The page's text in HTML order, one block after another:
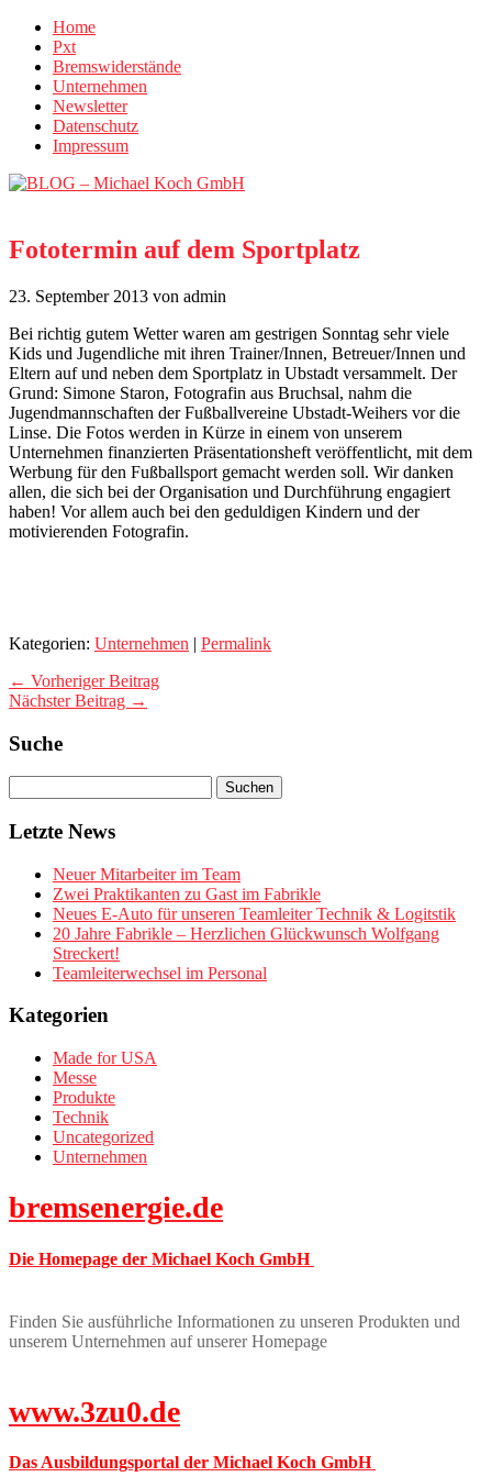
Home
Pxt
Bremswiderstände
Unternehmen
Newsletter
Datenschutz
Impressum
Fototermin auf dem Sportplatz
23. September 2013 von admin
Bei richtig gutem Wetter waren am gestrigen Sonntag sehr viele
Kids und Jugendliche mit ihren Trainer/Innen, Betreuer/Innen und
Eltern auf und neben dem Sportplatz in Ubstadt versammelt. Der
Grund: Simone Staron, Fotografin aus Bruchsal, nahm die
Jugendmannschaften der Fußballvereine Ubstadt-Weihers vor die
Linse. Die Fotos werden in Kürze in einem von unserem
Unternehmen finanzierten Präsentationsheft veröffentlicht, mit dem
Werbung für den Fußballsport gemacht werden soll. Wir danken
allen, die sich bei der Organisation und Durchführung engagiert
haben! Vor allem auch bei den geduldigen Kindern und der
motivierenden Fotografin.
Kategorien: Unternehmen | Permalink
← Vorheriger Beitrag
Nächster Beitrag →
Suche
Letzte News
Neuer Mitarbeiter im Team
Zwei Praktikanten zu Gast im Fabrikle
Neues E-Auto für unseren Teamleiter Technik & Logitstik
20 Jahre Fabrikle – Herzlichen Glückwunsch Wolfgang
Streckert!
Teamleiterwechsel im Personal
Kategorien
Made for USA
Messe
Produkte
Technik
Uncategorized
Unternehmen
bremsenergie.de
Die Homepage der Michael Koch GmbH
Finden Sie ausführliche Informationen zu unseren Produkten und
unserem Unternehmen auf unserer Homepage
www.3zu0.de
Das Ausbildungsportal der Michael Koch GmbH